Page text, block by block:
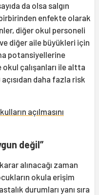
da olsa salgın
enfekte olarak
diğer okul personeli
diğer aile büyükleri için
potansiyellerine
çalışanları ile altta
daha fazla risk
açılmasını
değil”
alınacağı zaman
okula erişim
durumları yanı sıra